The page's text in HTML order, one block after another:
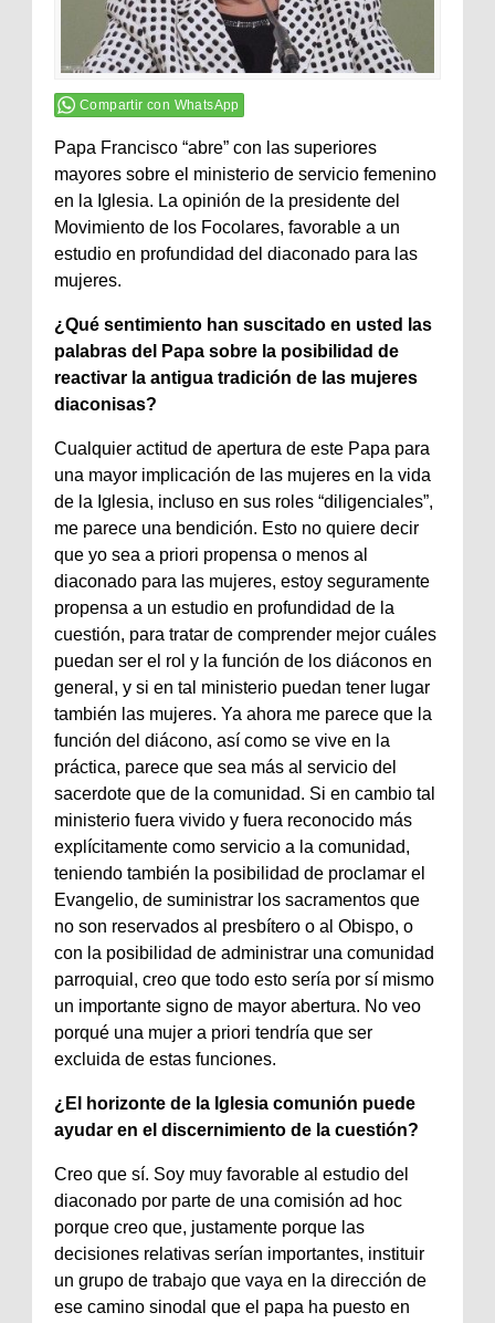
Compartir con WhatsApp
Papa Francisco “abre” con las superiores
mayores sobre el ministerio de servicio femenino
en la Iglesia. La opinión de la presidente del
Movimiento de los Focolares, favorable a un
estudio en profundidad del diaconado para las
mujeres.
¿Qué sentimiento han suscitado en usted las
palabras del Papa sobre la posibilidad de
reactivar la antigua tradición de las mujeres
diaconisas?
Cualquier actitud de apertura de este Papa para
una mayor implicación de las mujeres en la vida
de la Iglesia, incluso en sus roles “diligenciales”,
me parece una bendición. Esto no quiere decir
que yo sea a priori propensa o menos al
diaconado para las mujeres, estoy seguramente
propensa a un estudio en profundidad de la
cuestión, para tratar de comprender mejor cuáles
puedan ser el rol y la función de los diáconos en
general, y si en tal ministerio puedan tener lugar
también las mujeres. Ya ahora me parece que la
función del diácono, así como se vive en la
práctica, parece que sea más al servicio del
sacerdote que de la comunidad. Si en cambio tal
ministerio fuera vivido y fuera reconocido más
explícitamente como servicio a la comunidad,
teniendo también la posibilidad de proclamar el
Evangelio, de suministrar los sacramentos que
no son reservados al presbítero o al Obispo, o
con la posibilidad de administrar una comunidad
parroquial, creo que todo esto sería por sí mismo
un importante signo de mayor abertura. No veo
porqué una mujer a priori tendría que ser
excluida de estas funciones.
¿El horizonte de la Iglesia comunión puede
ayudar en el discernimiento de la cuestión?
Creo que sí. Soy muy favorable al estudio del
diaconado por parte de una comisión ad hoc
porque creo que, justamente porque las
decisiones relativas serían importantes, instituir
un grupo de trabajo que vaya en la dirección de
ese camino sinodal que el papa ha puesto en